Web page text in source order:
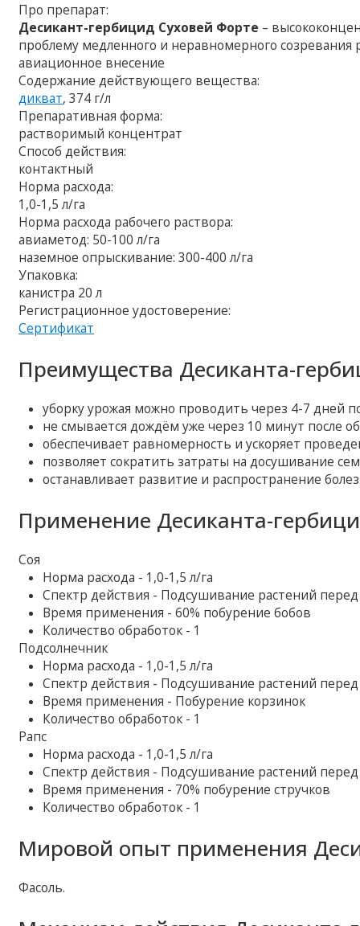
Про препарат:
Десикант-гербицид Суховей Форте –
проблему медленного и неравномерного
авиационное внесение
Содержание действующего вещества:
дикват, 374 г/л
Препаративная форма:
растворимый концентрат
Способ действия:
контактный
Норма расхода:
1,0-1,5 л/га
Норма расхода рабочего раствора:
авиаметод: 50-100 л/га
наземное опрыскивание: 300-400 л/га
Упаковка:
канистра 20 л
Регистрационное удостоверение:
Сертификат
Преимущества Десиканта-
уборку урожая можно проводить через 4-7 дней
не смывается дождём уже через 10 минут после
обеспечивает равномерность и ускоряет
позволяет сократить затраты на досушивание
останавливает развитие и распространение
Применение Десиканта-
Соя
Норма расхода - 1,0-1,5 л/га
Спектр действия - Подсушивание растений
Время применения - 60% побурение бобов
Количество обработок - 1
Подсолнечник
Норма расхода - 1,0-1,5 л/га
Спектр действия - Подсушивание растений
Время применения - Побурение корзинок
Количество обработок - 1
Рапс
Норма расхода - 1,0-1,5 л/га
Спектр действия - Подсушивание растений
Время применения - 70% побурение стручков
Количество обработок - 1
Мировой опыт применения
Фасоль.